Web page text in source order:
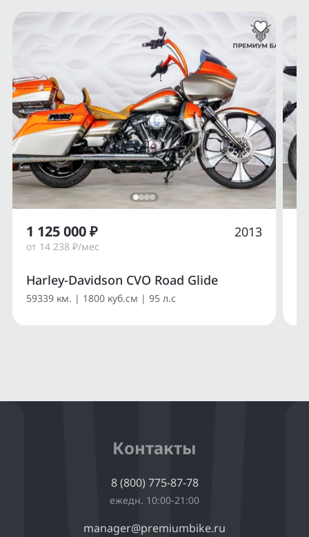
Harley-Davidson CVO Road Glide
59339 км. | 1800 куб.см | 95 л.с
1 125 000 ₽
от 14 238 ₽/мес
2013
Контакты
8 (800) 775-87-78
ежедн. 10:00-21:00
manager@premiumbike.ru